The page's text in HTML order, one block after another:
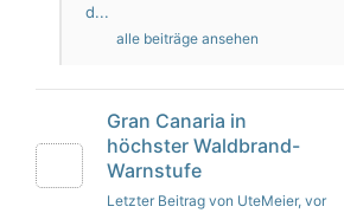
d...
alle beiträge ansehen
Gran Canaria in
höchster Waldbrand-
Warnstufe
Letzter Beitrag von UteMeier, vor